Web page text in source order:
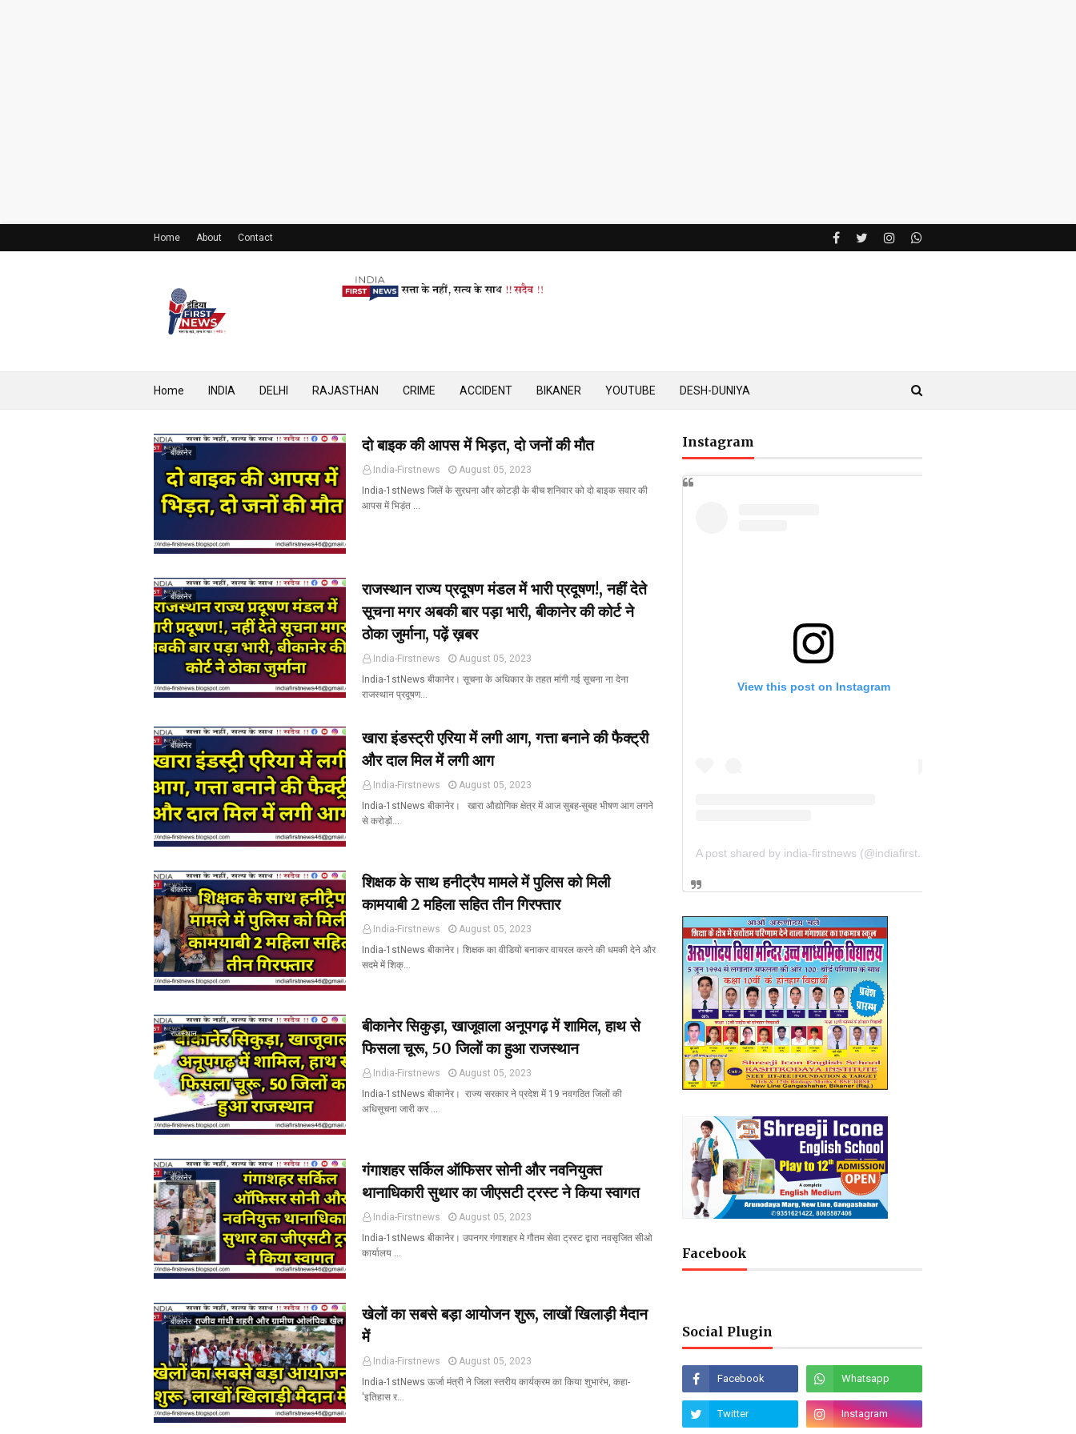
Home About Contact
Home INDIA DELHI RAJASTHAN CRIME ACCIDENT BIKANER YOUTUBE DESH-DUNIYA
बीकानेर दो बाइक की आपस में भिड़त, दो जनों की मौत
India-Firstnews
August 05, 2023
India-1stNews जिलें के सुरधना और कोटड़ी के बीच शनिवार को दो बाइक सवार की
आपस में भिड़ंत …
बीकानेर
राजस्थान राज्य प्रदूषण मंडल में भारी प्रदूषण!, नहीं देते
सूचना मगर अबकी बार पड़ा भारी, बीकानेर की कोर्ट ने
ठोका जुर्माना, पढ़ें ख़बर
India-Firstnews
August 05, 2023
India-1stNews बीकानेर। सूचना के अधिकार के तहत मांगी गई सूचना ना देना
राजस्थान प्रदूषण…
बीकानेर
खारा इंडस्ट्री एरिया में लगी आग, गत्ता बनाने की फैक्ट्री
और दाल मिल में लगी आग
India-Firstnews
August 05, 2023
India-1stNews बीकानेर। खारा औद्योगिक क्षेत्र में आज सुबह-सुबह भीषण आग लगने
से करोड़ों…
बीकानेर
शिक्षक के साथ हनीट्रैप मामले में पुलिस को मिली
कामयाबी 2 महिला सहित तीन गिरफ्तार
India-Firstnews
August 05, 2023
India-1stNews बीकानेर। शिक्षक का वीडियो बनाकर वायरल करने की धमकी देने और
सदमे में शिक्…
राजस्थान
बीकानेर सिकुड़ा, खाजूवाला अनूपगढ़ में शामिल, हाथ से
फिसला चूरू, 50 जिलों का हुआ राजस्थान
India-Firstnews
August 05, 2023
India-1stNews बीकानेर। राज्य सरकार ने प्रदेश में 19 नवगठित जिलों की
अधिसूचना जारी कर …
बीकानेर
गंगाशहर सर्किल ऑफिसर सोनी और नवनियुक्त
थानाधिकारी सुथार का जीएसटी ट्रस्ट ने किया स्वागत
India-Firstnews
August 05, 2023
India-1stNews बीकानेर। उपनगर गंगाशहर मे गौतम सेवा ट्रस्ट द्वारा नवसृजित सीओ
कार्यालय …
बीकानेर
खेलों का सबसे बड़ा आयोजन शुरू, लाखों खिलाड़ी मैदान
में
India-Firstnews
August 05, 2023
India-1stNews ऊर्जा मंत्री ने जिला स्तरीय कार्यक्रम का किया शुभारंभ, कहा-
'इतिहास र…
Instagram
View this post on Instagram
A post shared by india-firstnews (@indiafirstnewsbkn)
Facebook
Social Plugin